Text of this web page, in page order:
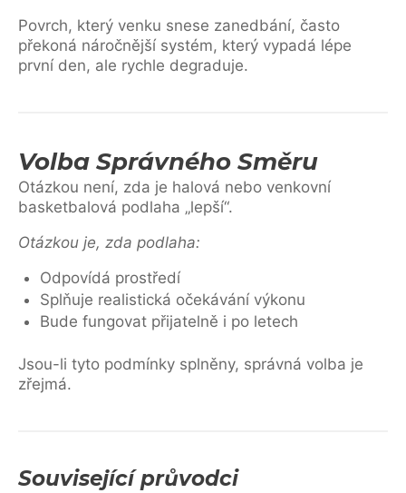
Povrch, který venku snese zanedbání, často
překoná náročnější systém, který vypadá lépe
první den, ale rychle degraduje.
Volba Správného Směru
Otázkou není, zda je halová nebo venkovní
basketbalová podlaha „lepší“.
Otázkou je, zda podlaha:
Odpovídá prostředí
Splňuje realistická očekávání výkonu
Bude fungovat přijatelně i po letech
Jsou-li tyto podmínky splněny, správná volba je
zřejmá.
Související průvodci